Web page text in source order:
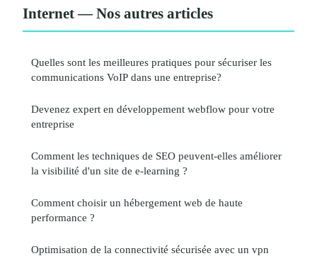
Internet — Nos autres articles
Quelles sont les meilleures pratiques pour sécuriser les
communications VoIP dans une entreprise?
Devenez expert en développement webflow pour votre
entreprise
Comment les techniques de SEO peuvent-elles améliorer
la visibilité d'un site de e-learning ?
Comment choisir un hébergement web de haute
performance ?
Optimisation de la connectivité sécurisée avec un vpn